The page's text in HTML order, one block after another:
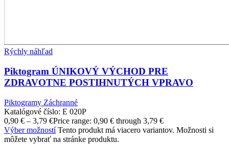
Rýchly náhľad
Piktogram ÚNIKOVÝ VÝCHOD PRE
ZDRAVOTNE POSTIHNUTÝCH VPRAVO
Piktogramy Záchranné
Katalógové číslo: E 020P
0,90 € – 3,79 €Price range: 0,90 € through 3,79 €
Výber možností Tento produkt má viacero variantov. Možnosti si
môžete vybrať na stránke produktu.